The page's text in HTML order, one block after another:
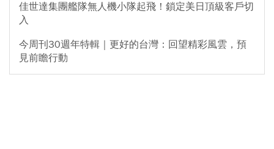
佳世達集團艦隊無人機小隊起飛！鎖定美日頂級客戶切
入
今周刊30週年特輯｜更好的台灣：回望精彩風雲，預
見前瞻行動